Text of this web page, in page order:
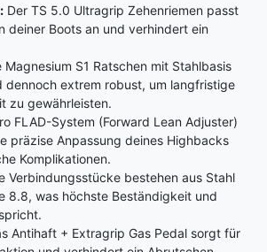
Der TS 5.0 Ultragrip Zehenriemen passt
deiner Boots an und verhindert ein
Magnesium S1 Ratschen mit Stahlbasis
dennoch extrem robust, um langfristige
zu gewährleisten.
FLAD-System (Forward Lean Adjuster)
präzise Anpassung deines Highbacks
Komplikationen.
Verbindungsstücke bestehen aus Stahl
8.8, was höchste Beständigkeit und
Antihaft + Extragrip Gas Pedal sorgt für